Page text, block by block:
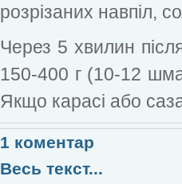
розрізаних навпіл,
Через 5 хвилин
150-400 г (10-12
Якщо карасі або
1 коментар
Весь текст...